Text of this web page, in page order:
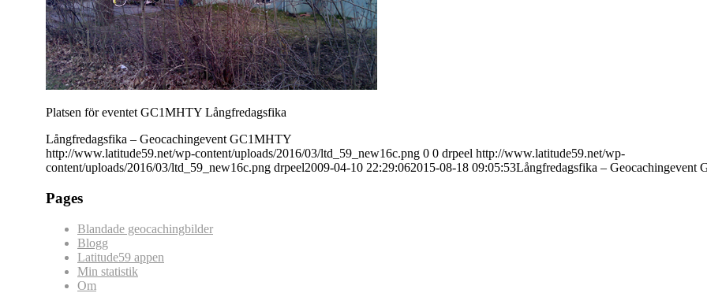
Platsen för eventet GC1MHTY Långfredagsfika
Långfredagsfika – Geocachingevent GC1MHTY
http://www.latitude59.net/wp-content/uploads/2016/03/ltd_59_new16c.png 0 0 drpeel http://www.latitude59.net/wp-
content/uploads/2016/03/ltd_59_new16c.png drpeel2009-04-10 22:29:062015-08-18 09:05:53Långfredagsfika – Geocachingevent
Pages
Blandade geocachingbilder
Blogg
Latitude59 appen
Min statistik
Om